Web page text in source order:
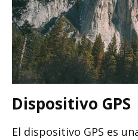
Dispositivo GPS
El dispositivo GPS es